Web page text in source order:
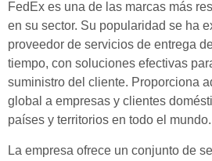
FedEx es una de las marcas más
en su sector. Su popularidad se ha
proveedor de servicios de entrega
tiempo, con soluciones efectivas
suministro del cliente. Proporciona
global a empresas y clientes
países y territorios en todo el mundo.
La empresa ofrece un conjunto de